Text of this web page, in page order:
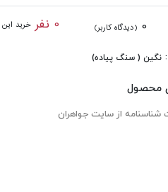
0 (دیدگاه کاربر) 0 نفر خرید
نگین ( سنگ پیاده)
محصول
شناسنامه از سایت جواهران